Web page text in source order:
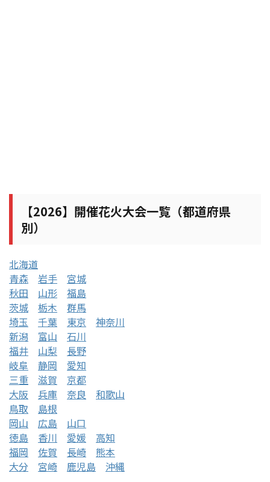
【2026】開催花火大会一覧（都道府県
別）
北海道
青森
岩手
宮城
秋田
山形
福島
茨城
栃木
群馬
埼玉
千葉 東京
神奈川
新潟
富山
石川
福井
山梨
長野
岐阜
静岡
愛知
三重
滋賀
京都
大阪
兵庫 奈良
和歌山
鳥取
島根
岡山
広島
山口
徳島
香川 愛媛
高知
福岡
佐賀 長崎
熊本
大分
宮崎 鹿児島 沖縄